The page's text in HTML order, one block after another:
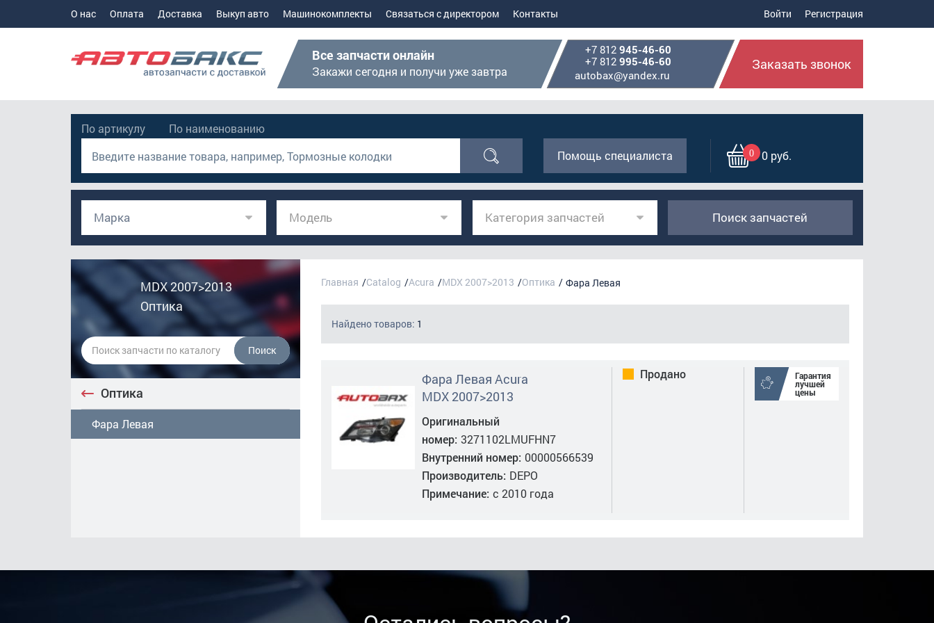
О нас Оплата Доставка Выкуп авто Машинокомплекты Связаться с директором Контакты Войти Регистрация
Все запчасти онлайн
Закажи сегодня и получи уже завтра
+7 812 945-46-60
+7 812 995-46-60
autobax@yandex.ru
Заказать звонок
По артикулу
По наименованию
Помощь специалиста
0 0 руб.
Марка Модель Категория запчастей Поиск запчастей
MDX 2007>2013
Оптика
Поиск
Оптика
Фара Левая
Главная Catalog Acura MDX 2007>2013 Оптика Фара Левая
Найдено товаров: 1
Фара Левая Acura
MDX 2007>2013
Оригинальный
номер: 3271102LMUFHN7
Внутренний номер: 00000566539
Производитель: DEPO
Примечание: с 2010 года
Продано Гарантия
лучшей
цены